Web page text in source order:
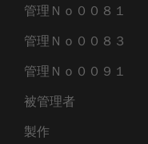
管理Ｎｏ００８１
管理Ｎｏ００８３
管理Ｎｏ００９１
被管理者
製作